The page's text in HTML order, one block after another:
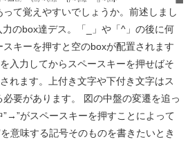
て覚えやすいでしょうか。前述しまし
のbox達デス。「_」や「^」の後に何
キーを押すと空のboxが配置されます
入力してからスペースキーを押せばそ
れます。上付き文字や下付き文字はス
要があります。 図の中盤の変遷を追っ
がスペースキーを押すことによって
意味する記号そのものを書きたいとき